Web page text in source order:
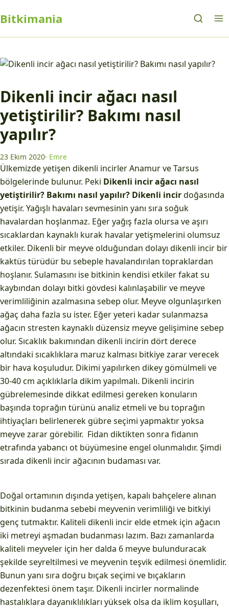
Bitkimania
Dikenli incir ağacı nasıl
yetiştirilir? Bakımı nasıl
yapılır?
23 Ekim 2020· Emre
Ülkemizde yetişen dikenli incirler Anamur ve Tarsus
bölgelerinde bulunur. Peki Dikenli incir ağacı nasıl
yetiştirilir? Bakımı nasıl yapılır? Dikenli incirdoğasında
yetişir. Yağışlı havaları sevmesinin yanı sıra soğuk
havalardan hoşlanmaz. Eğer yağış fazla olursa ve aşırı
sıcaklardan kaynaklı kurak havalar yetişmelerini olumsuz
etkiler. Dikenli bir meyve olduğundan dolayı dikenli incir bir
kaktüs türüdür bu sebeple havalandırılan topraklardan
hoşlanır. Sulamasını ise bitkinin kendisi etkiler fakat su
kaybından dolayı bitki gövdesi kalınlaşabilir ve meyve
verimliliğinin azalmasına sebep olur. Meyve olgunlaşırken
ağaç daha fazla su ister. Eğer yeteri kadar sulanmazsa
ağacın stresten kaynaklı düzensiz meyve gelişimine sebep
olur. Sıcaklık bakımından dikenli incirin dört derece
altındaki sıcaklıklara maruz kalması bitkiye zarar verecek
bir hava koşuludur. Dikimi yapılırken dikey gömülmeli ve
30-40 cm açıklıklarla dikim yapılmalı. Dikenli incirin
gübrelemesinde dikkat edilmesi gereken konuların
başında toprağın türünü analiz etmeli ve bu toprağın
ihtiyaçları belirlenerek gübre seçimi yapmaktır yoksa
meyve zarar görebilir. Fidan diktikten sonra fidanın
etrafında yabancı ot büyümesine engel olunmalıdır. Şimdi
sırada dikenli incir ağacının budaması var.
Doğal ortamının dışında yetişen, kapalı bahçelere alınan
bitkinin budanma sebebi meyvenin verimliliği ve bitkiyi
genç tutmaktır. Kaliteli dikenli incir elde etmek için ağacın
iki metreyi aşmadan budanması lazım. Bazı zamanlarda
kaliteli meyveler için her dalda 6 meyve bulunduracak
şekilde seyreltilmesi ve meyvenin teşvik edilmesi önemlidir.
Bunun yanı sıra doğru bıçak seçimi ve bıçakların
dezenfektesi önem taşır. Dikenli incirler normalinde
hastalıklara dayanıklılıkları yüksek olsa da iklim koşulları,